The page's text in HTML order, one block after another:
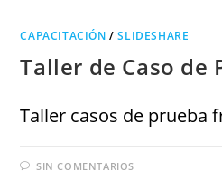
CAPACITACIÓN /SLIDESHARE
Taller de Caso de
Taller casos de prueba
SIN COMENTARIOS